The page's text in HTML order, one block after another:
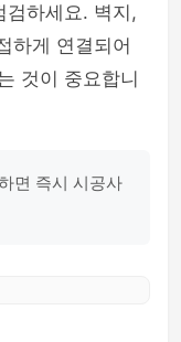
검하세요. 벽지,
하게 연결되어
것이 중요합니
면 즉시 시공사